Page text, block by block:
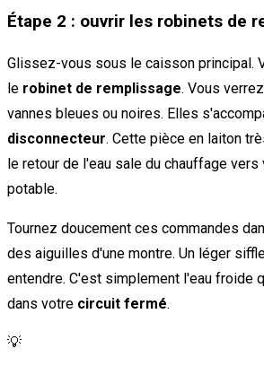
Étape 2 : ouvrir les robinets de
Glissez-vous sous le caisson principal.
le robinet de remplissage. Vous
vannes bleues ou noires. Elles
disconnecteur. Cette pièce en laiton
le retour de l'eau sale du chauffage
potable.
Tournez doucement ces commandes
des aiguilles d'une montre. Un léger
entendre. C'est simplement l'eau froide
dans votre circuit fermé.
💡